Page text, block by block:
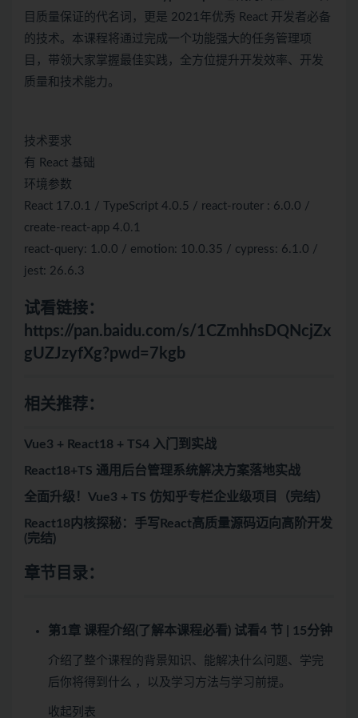
目质量保证的代名词，更是 2021年优秀 React 开发者必备
的技术。本课程将通过完成一个功能强大的任务管理项
目，带领大家掌握最佳实践，全方位提升开发效率、开发
质量和技术能力。
技术要求
有 React 基础
环境参数
React 17.0.1 / TypeScript 4.0.5 / react-router : 6.0.0 /
create-react-app 4.0.1
react-query: 1.0.0 / emotion: 10.0.35 / cypress: 6.1.0 /
jest: 26.6.3
试看链接：
https://pan.baidu.com/s/1CZmhhsDQNcjZx
gUZJzyfXg?pwd=7kgb
相关推荐：
Vue3 + React18 + TS4 入门到实战
React18+TS 通用后台管理系统解决方案落地实战
全面升级！Vue3 + TS 仿知乎专栏企业级项目（完结）
React18内核探秘：手写React高质量源码迈向高阶开发
(完结)
章节目录：
第1章 课程介绍(了解本课程必看) 试看4 节 | 15分钟
介绍了整个课程的背景知识、能解决什么问题、学完
后你将得到什么 ，以及学习方法与学习前提。
收起列表